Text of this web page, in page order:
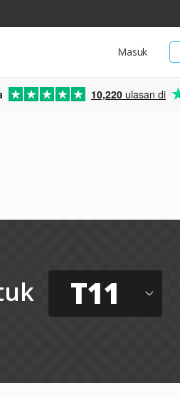
Masuk
10,220 ulasan di
T11